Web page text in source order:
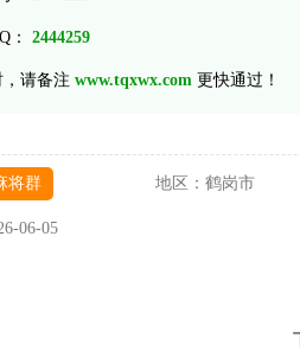
： 2444259
请备注 www.tqxwx.com 更快通过！
将群 地区： 鹤岗市
06-05